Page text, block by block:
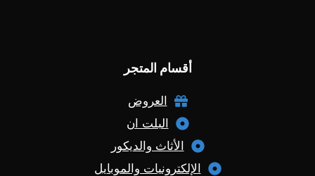
أقسام المتجر
العروض
البلت ان
الأثاث والديكور
الإلكترونيات والموبايل